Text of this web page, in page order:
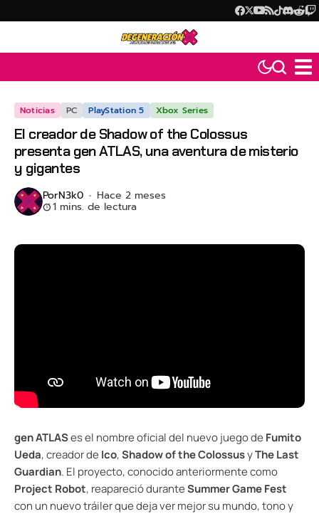
Noticias PC PlayStation 5 Xbox Series
El creador de Shadow of the Colossus
presenta gen ATLAS, una aventura de misterio
y gigantes
PorN3k0 Hace 2 meses
1 mins. de lectura
gen ATLASes el nombre oficial del nuevo juego de Fumito
Ueda, creador de Ico,Shadow of the ColossusyThe Last
Guardian. El proyecto, conocido anteriormente como
Project Robot, reapareció duranteSummer Game Fest
con un nuevo tráiler que deja ver mejor su mundo, tono y